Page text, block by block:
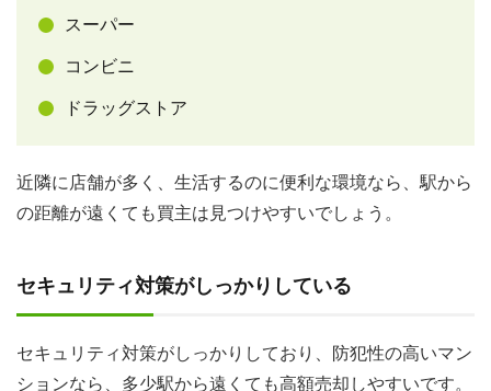
スーパー
コンビニ
ドラッグストア
近隣に店舗が多く、生活するのに便利な環境なら、駅から
の距離が遠くても買主は見つけやすいでしょう。
セキュリティ対策がしっかりしている
セキュリティ対策がしっかりしており、防犯性の高いマン
ションなら、多少駅から遠くても高額売却しやすいです。